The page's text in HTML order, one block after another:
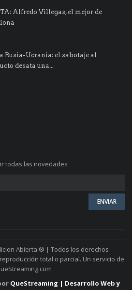
Alfredo Villegas, el mejor de
Rusia-Ucrania: el sabotaje al
desata una...
todas las novedades
Abierta ® | Todos los derechos
total o parcial. Un servicio de
QueStreaming | Desarrollo Web y